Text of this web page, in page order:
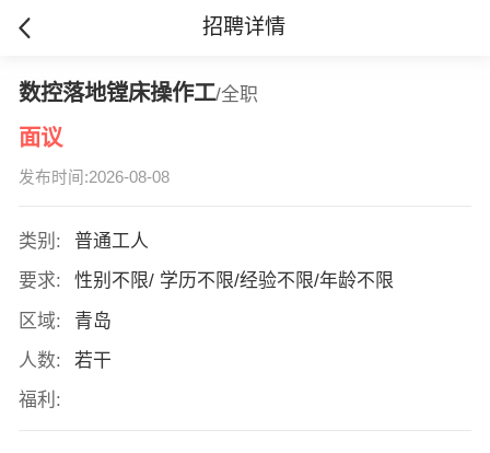
招聘详情
数控落地镗床操作工/全职
面议
发布时间:2026-08-08
类别:
普通工人
要求:
性别不限/ 学历不限/经验不限/年龄不限
区域:
青岛
人数:
若干
福利: